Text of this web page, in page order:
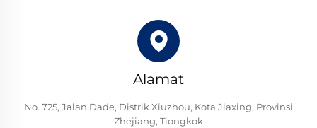
Alamat
No. 725, Jalan Dade, Distrik Xiuzhou, Kota Jiaxing, Provinsi
Zhejiang, Tiongkok